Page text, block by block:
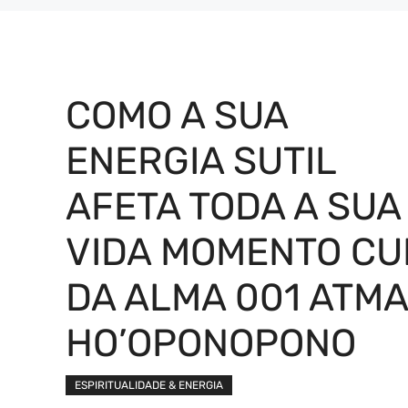
COMO A SUA
ENERGIA SUTIL
AFETA TODA A SUA
VIDA MOMENTO
DA ALMA 001 ATMA
HO’OPONOPONO
ESPIRITUALIDADE & ENERGIA